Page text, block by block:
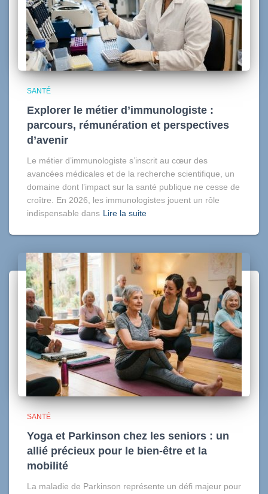
SANTÉ
Explorer le métier d’immunologiste :
parcours, rémunération et perspectives
d’avenir
Le métier d’immunologiste s’inscrit au cœur des
avancées médicales et de la recherche scientifique, un
domaine dont l’impact sur la santé publique ne cesse de
croître. En 2026, les immunologistes jouent un rôle
indispensable dans Lire la suite
SANTÉ
Yoga et Parkinson chez les seniors : un
allié précieux pour le bien-être et la
mobilité
La maladie de Parkinson représente un défi majeur pour